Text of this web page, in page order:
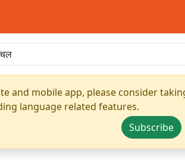
and mobile app, please consider
language related features.
Subscribe